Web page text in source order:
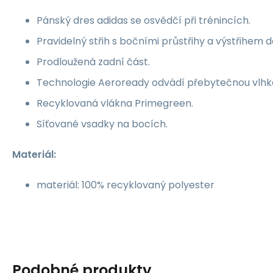
Pánský dres adidas se osvědčí při trénincích.
Pravidelný střih s bočními průstřihy a výstřihem
Prodloužená zadní část.
Technologie Aeroready odvádí přebytečnou
Recyklovaná vlákna Primegreen.
Síťované vsadky na bocích.
Materiál:
materiál: 100% recyklovaný polyester